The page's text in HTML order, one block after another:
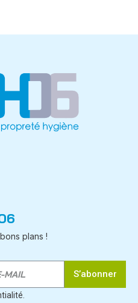
plans !
S’abonner